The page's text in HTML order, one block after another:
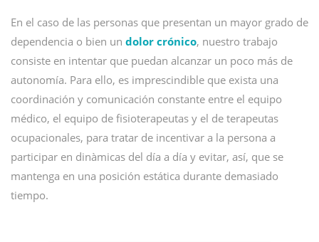
En el caso de las personas que presentan un mayor grado de
dependencia o bien un dolor crónico, nuestro trabajo
consiste en intentar que puedan alcanzar un poco más de
autonomía. Para ello, es imprescindible que exista una
coordinación y comunicación constante entre el equipo
médico, el equipo de fisioterapeutas y el de terapeutas
ocupacionales, para tratar de incentivar a la persona a
participar en dinàmicas del día a día y evitar, así, que se
mantenga en una posición estática durante demasiado
tiempo.